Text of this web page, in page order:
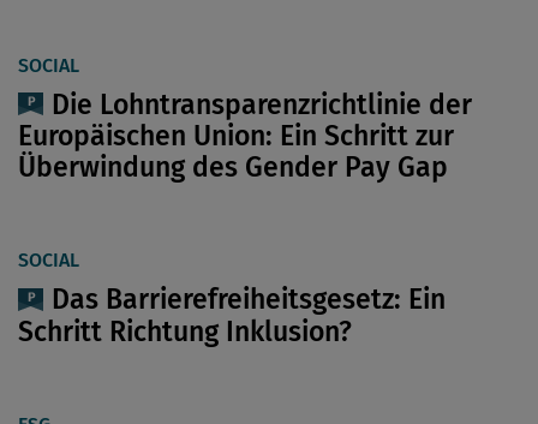
SOCIAL
Die Lohntransparenzrichtlinie der
Europäischen Union: Ein Schritt zur
Überwindung des Gender Pay Gap
SOCIAL
Das Barrierefreiheitsgesetz: Ein
Schritt Richtung Inklusion?